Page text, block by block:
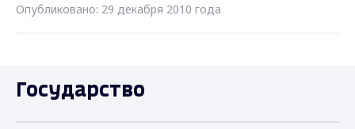
Опубликовано: 29 декабря 2010 года
Государство